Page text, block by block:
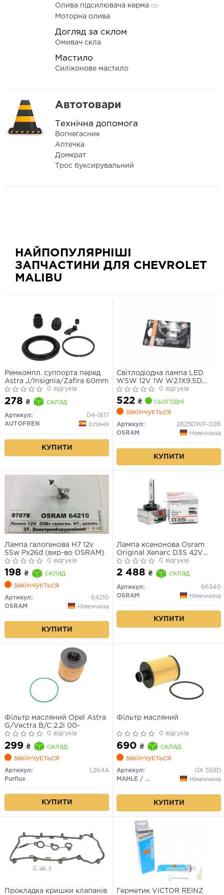
Олива підсилювача керма (3)
Моторна олива
Догляд за склом
Омивач скла
Мастило
Силіконове мастило
Автотовари
Технічна допомога
Вогнегасник
Аптечка
Домкрат
Трос буксирувальний
НАЙПОПУЛЯРНІШІ
ЗАПЧАСТИНИ ДЛЯ CHEVROLET
MALIBU
Ремкомпл. суппорта перед
Astra J/Insignia/Zafira 60mm
0 відгуків
278 ₴ склад
Артикул:
D4-1817
AUTOFREN
Іспанія
КУПИТИ
Світлодіодна лампа LED
W5W 12V 1W W2.1X9.5D
LEDriving SL (blister 2шт)
(вир-во OSRAM)
0 відгуків
522 ₴
сьогодні
закінчується
Артикул:
2825DWP-02B
OSRAM
Німеччина
КУПИТИ
Лампа галогенова H7 12v
55w Px26d (вир-во OSRAM)
0 відгуків
198 ₴
склад
закінчується
Артикул:
64210
OSRAM
Німеччина
КУПИТИ
Лампа ксенонова Osram
Original Xenarc D3S 42V
35W
0 відгуків
2 488 ₴ склад
Артикул:
66340
OSRAM
Німеччина
КУПИТИ
Фільтр масляний Opel Astra
G/Vectra B/C 2.2i 00-
0 відгуків
299 ₴
склад
закінчується
Артикул:
L264A
Purflux
КУПИТИ
Фільтр масляний
0 відгуків
690 ₴
склад
закінчується
Артикул:
OX 559D
MAHLE / KNECHT
Німеччина
КУПИТИ
Прокладка кришки клапанів
Герметик VICTOR REINZ